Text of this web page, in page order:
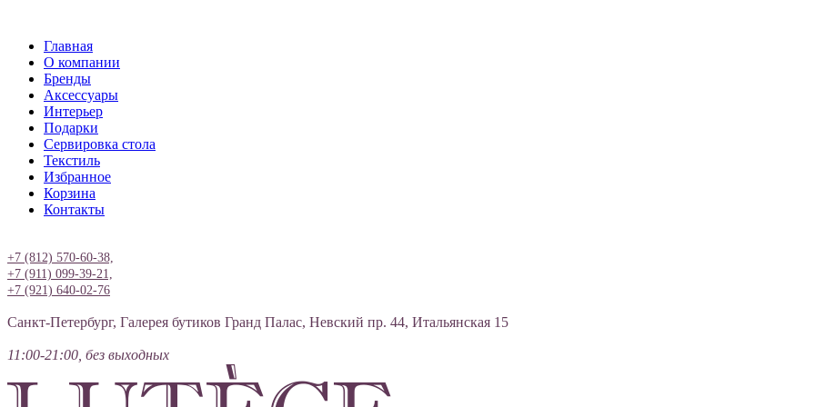
Главная
О компании
Бренды
Аксессуары
Интерьер
Подарки
Сервировка стола
Текстиль
Избранное
Корзина
Контакты
+7 (812) 570-60-38,
+7 (911) 099-39-21,
+7 (921) 640-02-76
Санкт-Петербург, Галерея бутиков Гранд Палас, Невский пр. 44, Итальянская 15
11:00-21:00, без выходных